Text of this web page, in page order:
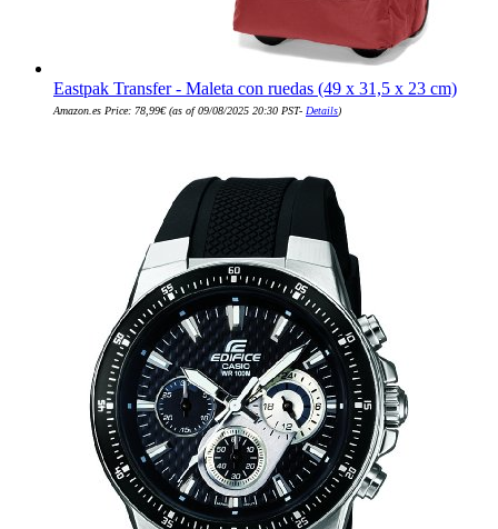
Eastpak Transfer - Maleta con ruedas (49 x 31,5 x 23 cm)
Amazon.es Price: 78,99€(as of 09/08/2025 20:30 PST- Details)